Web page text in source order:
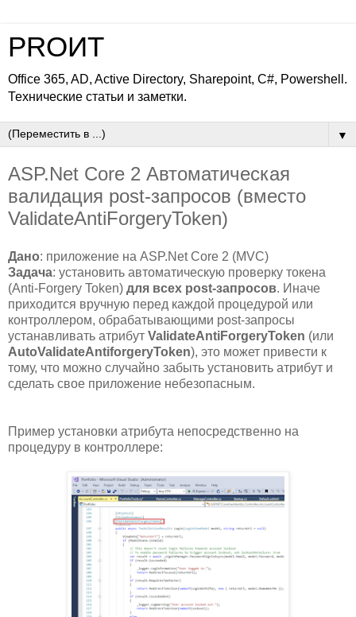
PROИТ
Office 365, AD, Active Directory, Sharepoint, C#, Powershell.
Технические статьи и заметки.
▼
ASP.Net Core 2 Автоматическая
валидация post-запросов (вместо
ValidateAntiForgeryToken)
Дано: приложение на ASP.Net Core 2 (MVC)
Задача: установить автоматическую проверку токена
(Anti-Forgery Token) для всех post-запросов. Иначе
приходится вручную перед каждой процедурой или
контроллером, обрабатывающими post-запросы
устанавливать атрибут ValidateAntiForgeryToken (или
AutoValidateAntiforgeryToken), это может привести к
тому, что можно случайно забыть установить атрибут и
сделать свое приложение небезопасным.
Пример установки атрибута непосредственно на
процедуру в контроллере: